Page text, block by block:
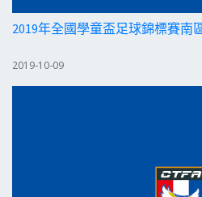
2019年全國學童盃足球錦標賽南
2019-10-09